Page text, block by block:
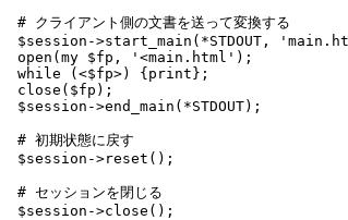
# クライアント側の文書を送って変換する
$session->start_main(*STDOUT,
open(my $fp, '<main.html');
while (<$fp>) {print};
close($fp);
$session->end_main(*STDOUT);
# 初期状態に戻す
$session->reset();
# セッションを閉じる
$session->close();